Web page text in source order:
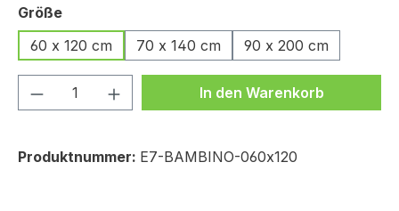
Größeauswählen
60 x 120 cm
70 x 140 cm 90 x 200 cm
Produkt Anzahl: Gib denIn den Warenkorb
Produktnummer: E7-BAMBINO-060x120